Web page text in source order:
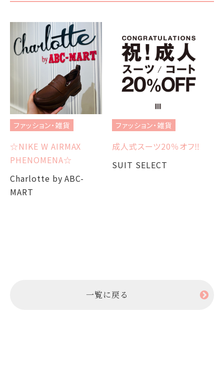
ファッション・雑貨
☆NIKE W AIRMAX
PHENOMENA☆
Charlotte by ABC-
MART
ファッション・雑貨
成人式スーツ20％オフ‼︎
SUIT SELECT
一覧に戻る